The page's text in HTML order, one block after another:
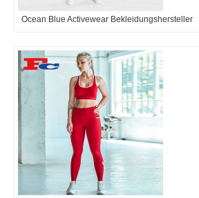
Ocean Blue Activewear Bekleidungshersteller